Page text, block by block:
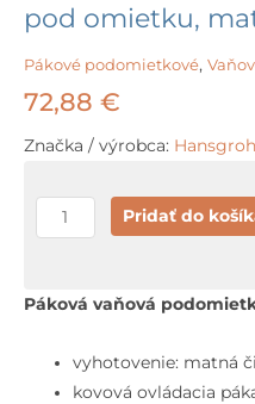
pod omietku,
Pákové podomietkové,
72,88 €
Značka / výrobca:
množstvo
Hansgrohe
E
batéria
pod
Pridať do
Páková vaňová
vyhotovenie: matná
kovová ovládacia